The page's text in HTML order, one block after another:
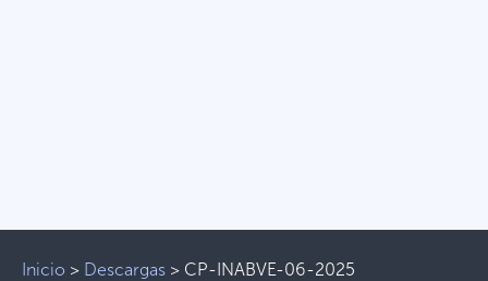
Inicio > Descargas > CP-INABVE-06-2025